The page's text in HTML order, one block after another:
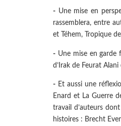
- Une mise en
rassemblera, entre
et Téhem, Tropique
- Une mise en garde
d’Irak de Feurat
- Et aussi une
Enard et La Guerre
travail d’auteurs
histoires : Brecht